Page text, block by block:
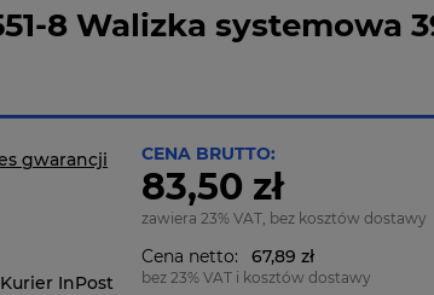
8 Walizka systemowa
gwarancji
InPost
CENA BRUTTO:
83,50 zł
zawiera 23% VAT, bez kosztów dostawy
Cena netto: 67,89 zł
bez 23% VAT i kosztów dostawy